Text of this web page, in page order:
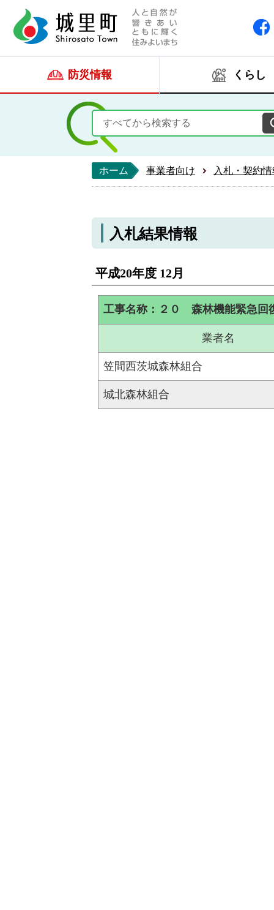
防災情報 くらし
ホーム 事業者向け 入札・契約
入札結果情報
平成20年度 12月
工事名称：２０ 森林機能緊急回
業者名
笠間西茨城森林組合
城北森林組合